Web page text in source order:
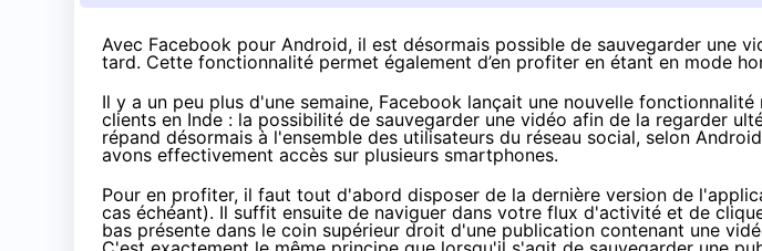
Avec Facebook pour Android, il est désormais possible de sauvegarder une
tard. Cette fonctionnalité permet également d’en profiter en étant en mode
Il y a un peu plus d'une semaine, Facebook lançait une nouvelle fonctionnalité
clients en Inde : la possibilité de sauvegarder une vidéo afin de la regarder
répand désormais à l'ensemble des utilisateurs du réseau social, selon
avons effectivement accès sur plusieurs smartphones.
Pour en profiter, il faut tout d'abord disposer de la dernière version de
cas échéant). Il suffit ensuite de naviguer dans votre flux d'activité et de
bas présente dans le coin supérieur droit d'une publication contenant une